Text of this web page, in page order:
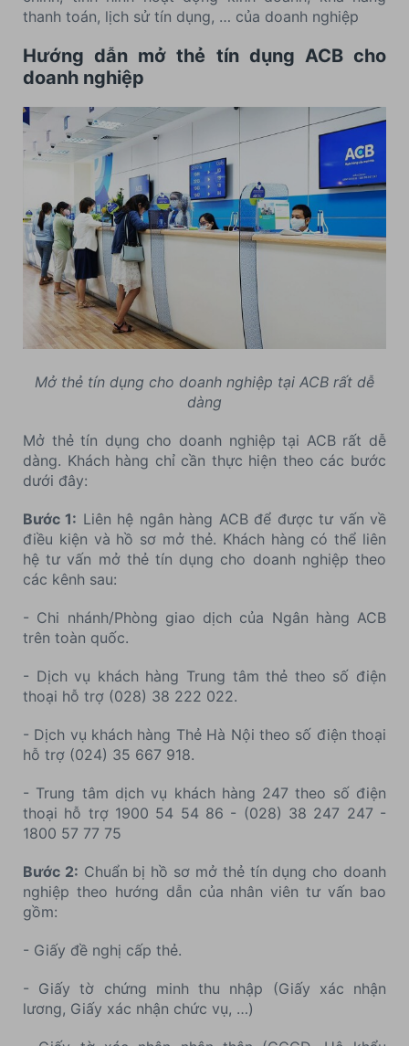
thanh toán, lịch sử tín dụng, … của doanh nghiệp
Hướng dẫn mở thẻ tín dụng ACB cho
doanh nghiệp
Mở thẻ tín dụng cho doanh nghiệp tại ACB rất dễ
dàng
Mở thẻ tín dụng cho doanh nghiệp tại ACB rất dễ
dàng. Khách hàng chỉ cần thực hiện theo các bước
dưới đây:
Bước 1: Liên hệ ngân hàng ACB để được tư vấn về
điều kiện và hồ sơ mở thẻ. Khách hàng có thể liên
hệ tư vấn mở thẻ tín dụng cho doanh nghiệp theo
các kênh sau:
- Chi nhánh/Phòng giao dịch của Ngân hàng ACB
trên toàn quốc.
- Dịch vụ khách hàng Trung tâm thẻ theo số điện
thoại hỗ trợ (028) 38 222 022.
- Dịch vụ khách hàng Thẻ Hà Nội theo số điện thoại
hỗ trợ (024) 35 667 918.
- Trung tâm dịch vụ khách hàng 247 theo số điện
thoại hỗ trợ 1900 54 54 86 - (028) 38 247 247 -
1800 57 77 75
Bước 2: Chuẩn bị hồ sơ mở thẻ tín dụng cho doanh
nghiệp theo hướng dẫn của nhân viên tư vấn bao
gồm:
- Giấy đề nghị cấp thẻ.
- Giấy tờ chứng minh thu nhập (Giấy xác nhận
lương, Giấy xác nhận chức vụ, …)